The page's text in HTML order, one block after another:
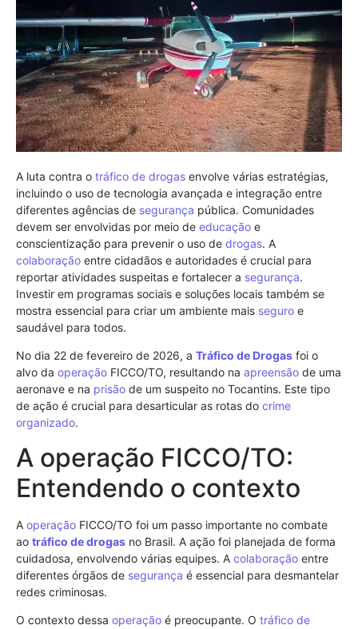
A luta contra o tráfico de drogas envolve várias estratégias,
incluindo o uso de tecnologia avançada e integração entre
diferentes agências de segurança pública. Comunidades
devem ser envolvidas por meio de educação e
conscientização para prevenir o uso de drogas. A
colaboração entre cidadãos e autoridades é crucial para
reportar atividades suspeitas e fortalecer a segurança.
Investir em programas sociais e soluções locais também se
mostra essencial para criar um ambiente mais seguro e
saudável para todos.
No dia 22 de fevereiro de 2026, a Tráfico de Drogas foi o
alvo da operação FICCO/TO, resultando na apreensão de uma
aeronave e na prisão de um suspeito no Tocantins. Este tipo
de ação é crucial para desarticular as rotas do crime
organizado.
A operação FICCO/TO:
Entendendo o contexto
A operação FICCO/TO foi um passo importante no combate
ao tráfico de drogas no Brasil. A ação foi planejada de forma
cuidadosa, envolvendo várias equipes. A colaboração entre
diferentes órgãos de segurança é essencial para desmantelar
redes criminosas.
O contexto dessa operação é preocupante. O tráfico de